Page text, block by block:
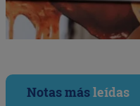
Notas másleídas